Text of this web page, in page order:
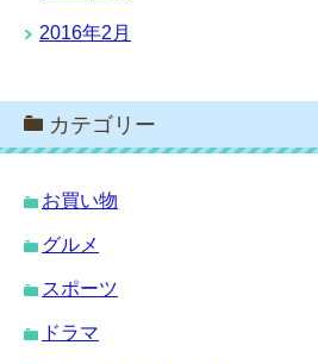
2016年2月
カテゴリー
お買い物
グルメ
スポーツ
ドラマ